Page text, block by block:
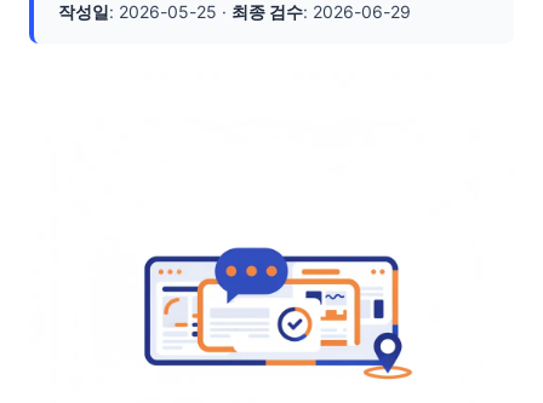
작성일: 2026-05-25 · 최종 검수: 2026-06-29